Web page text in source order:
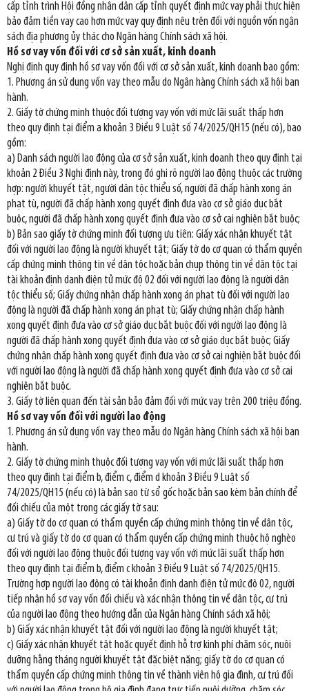
cấp tỉnh trình Hội đồng nhân dân cấp tỉnh quyết định mức vay phải thực hiện
bảo đảm tiền vay cao hơn mức vay quy định nêu trên đối với nguồn vốn ngân
sách địa phương ủy thác cho Ngân hàng Chính sách xã hội.
Hồ sơ vay vốn đối với cơ sở sản xuất, kinh doanh
Nghị định quy định hồ sơ vay vốn đối với cơ sở sản xuất, kinh doanh bao gồm:
1. Phương án sử dụng vốn vay theo mẫu do Ngân hàng Chính sách xã hội ban
hành.
2. Giấy tờ chứng minh thuộc đối tượng vay vốn với mức lãi suất thấp hơn
theo quy định tại điểm a khoản 3 Điều 9 Luật số 74/2025/QH15 (nếu có), bao
gồm:
a) Danh sách người lao động của cơ sở sản xuất, kinh doanh theo quy định tại
khoản 2 Điều 3 Nghị định này, trong đó ghi rõ người lao động thuộc các trường
hợp: người khuyết tật, người dân tộc thiểu số, người đã chấp hành xong án
phạt tù, người đã chấp hành xong quyết định đưa vào cơ sở giáo dục bắt
buộc, người đã chấp hành xong quyết định đưa vào cơ sở cai nghiện bắt buộc;
b) Bản sao giấy tờ chứng minh đối tượng ưu tiên: Giấy xác nhận khuyết tật
đối với người lao động là người khuyết tật; Giấy tờ do cơ quan có thẩm quyền
cấp chứng minh thông tin về dân tộc hoặc bản chụp thông tin về dân tộc tại
tài khoản định danh điện tử mức độ 02 đối với người lao động là người dân
tộc thiểu số; Giấy chứng nhận chấp hành xong án phạt tù đối với người lao
động là người đã chấp hành xong án phạt tù; Giấy chứng nhận chấp hành
xong quyết định đưa vào cơ sở giáo dục bắt buộc đối với người lao động là
người đã chấp hành xong quyết định đưa vào cơ sở giáo dục bắt buộc; Giấy
chứng nhận chấp hành xong quyết định đưa vào cơ sở cai nghiện bắt buộc đối
với người lao động là người đã chấp hành xong quyết định đưa vào cơ sở cai
nghiện bắt buộc.
3. Giấy tờ liên quan đến tài sản bảo đảm đối với mức vay trên 200 triệu đồng.
Hồ sơ vay vốn đối với người lao động
1. Phương án sử dụng vốn vay theo mẫu do Ngân hàng Chính sách xã hội ban
hành.
2. Giấy tờ chứng minh thuộc đối tượng vay vốn với mức lãi suất thấp hơn
theo quy định tại điểm b, điểm c, điểm d khoản 3 Điều 9 Luật số
74/2025/QH15 (nếu có) là bản sao từ sổ gốc hoặc bản sao kèm bản chính để
đối chiếu của một trong các giấy tờ sau:
a) Giấy tờ do cơ quan có thẩm quyền cấp chứng minh thông tin về dân tộc,
cư trú và giấy tờ do cơ quan có thẩm quyền cấp chứng minh thuộc hộ nghèo
đối với người lao động thuộc đối tượng vay vốn với mức lãi suất thấp hơn
theo quy định tại điểm b, điểm c khoản 3 Điều 9 Luật số 74/2025/QH15.
Trường hợp người lao động có tài khoản định danh điện tử mức độ 02, người
tiếp nhận hồ sơ vay vốn đối chiếu và xác nhận thông tin về dân tộc, cư trú
của người lao động theo hướng dẫn của Ngân hàng Chính sách xã hội;
b) Giấy xác nhận khuyết tật đối với người lao động là người khuyết tật;
c) Giấy xác nhận khuyết tật hoặc quyết định hỗ trợ kinh phí chăm sóc, nuôi
dưỡng hằng tháng người khuyết tật đặc biệt nặng; giấy tờ do cơ quan có
thẩm quyền cấp chứng minh thông tin về thành viên hộ gia đình, cư trú đối